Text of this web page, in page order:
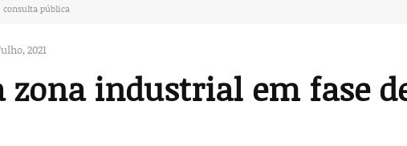
pública
2021
zona industrial em fase